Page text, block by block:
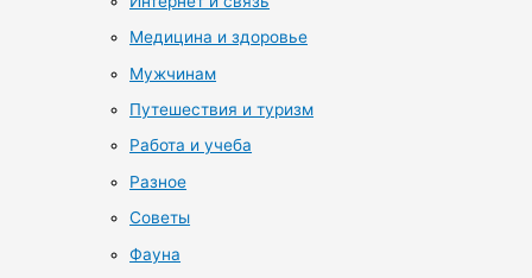
Медицина и здоровье
Мужчинам
Путешествия и туризм
Работа и учеба
Разное
Советы
Фауна